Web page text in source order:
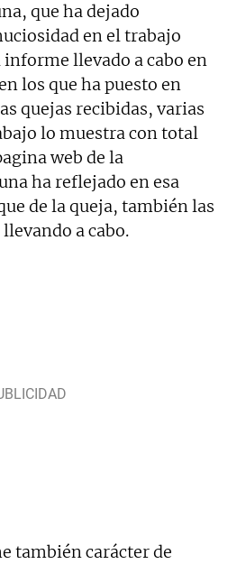
que ha dejado
en el trabajo
llevado a cabo en
los que ha puesto en
quejas recibidas, varias
lo muestra con total
web de la
ha reflejado en esa
de la queja, también las
a cabo.
también carácter de